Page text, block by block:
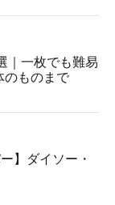
｜一枚でも難易
のものまで
】ダイソー・